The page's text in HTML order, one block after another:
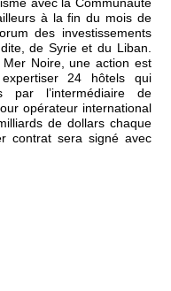
à la fin du mois de
des investissements
de Syrie et du Liban.
Noire, une action est
24 hôtels qui
par l’intermédiaire de
opérateur international
de dollars chaque
contrat sera signé avec